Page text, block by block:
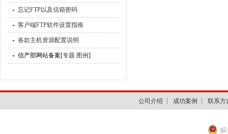
忘记FTP以及信箱密码
客户端FTP软件设置指南
各款主机资源配置说明
信产部网站备案[专题 图例]
公司介绍 ┊ 成功案例 ┊ 联系方
皖